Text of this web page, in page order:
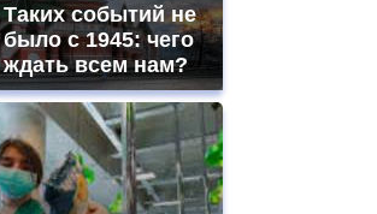
Таких событий не
было с 1945: чего
ждать всем нам?